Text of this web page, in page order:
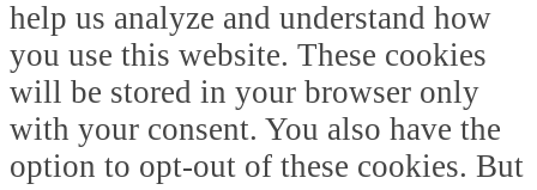
help us analyze and understand how
you use this website. These cookies
will be stored in your browser only
with your consent. You also have the
option to opt-out of these cookies. But